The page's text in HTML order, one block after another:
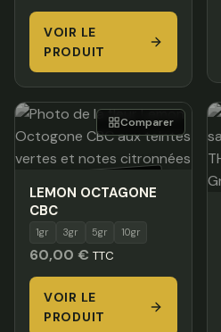
de
25,00 €
à
450,00 €
VOIR LE
PRODUIT
HORS STOCK
LEMON OCTAGONE
CBC
1gr 3gr 5gr 10gr
60,00 € TTC
VOIR LE
PRODUIT
Comparer